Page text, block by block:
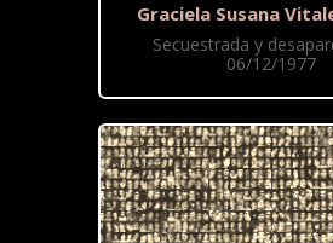
Graciela Susana
Secuestrada y
06/12/1977